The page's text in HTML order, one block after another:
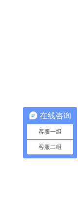
在线咨询
客服一组
客服二组